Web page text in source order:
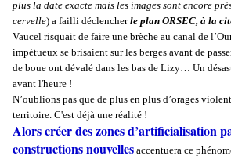
plus la date exacte mais les images sont encore
cervelle) a failli déclencherle plan ORSEC, à la
Vaucel risquait de faire une brèche au canal de
impétueux se brisaient sur les berges avant de
de boue ont dévalé dans les bas de Lizy… Un
avant l'heure !
N’oublions pas que de plus en plus d’orages
territoire. C'est déjà une réalité !
Alors créer des zones d’artificialisation
constructions nouvelles accentuera ce